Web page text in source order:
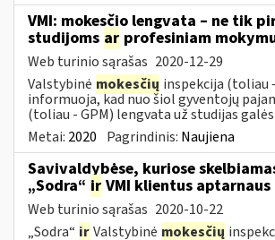
VMI: mokesčio lengvata – ne tik
studijoms ar profesiniam
Web turinio sąrašas 2020-12-29
Valstybinė mokesčių inspekcija (toliau
informuoja, kad nuo šiol gyventojų
(toliau - GPM) lengvata už studijas
Metai: 2020 Pagrindinis: Naujiena
Savivaldybėse, kuriose
„Sodra“ ir VMI klientus
Web turinio sąrašas 2020-10-22
„Sodra“ irValstybinė mokesčių